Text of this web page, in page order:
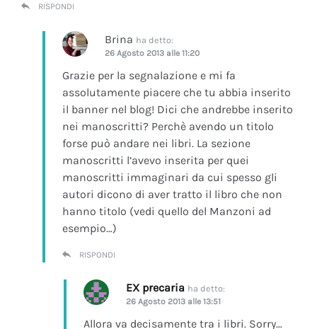
RISPONDI
Brina ha detto:
26 Agosto 2013 alle 11:20
Grazie per la segnalazione e mi fa
assolutamente piacere che tu abbia inserito
il banner nel blog! Dici che andrebbe inserito
nei manoscritti? Perchè avendo un titolo
forse può andare nei libri. La sezione
manoscritti l’avevo inserita per quei
manoscritti immaginari da cui spesso gli
autori dicono di aver tratto il libro che non
hanno titolo (vedi quello del Manzoni ad
esempio…)
RISPONDI
EX precaria ha detto:
26 Agosto 2013 alle 13:51
Allora va decisamente tra i libri. Sorry…